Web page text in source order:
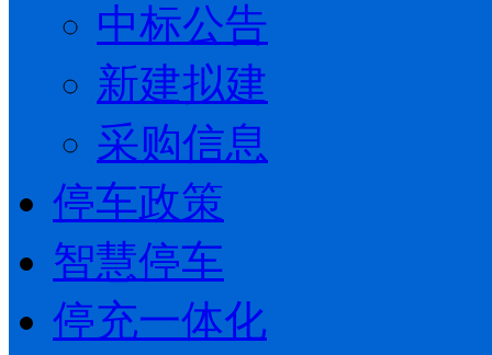
中标公告
新建拟建
采购信息
停车政策
智慧停车
停充一体化